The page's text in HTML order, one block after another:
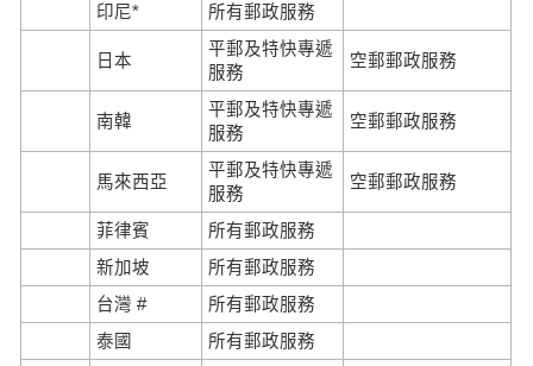
印尼*
所有郵政服務
日本
平郵及特快專遞
服務
空郵郵政服務
南韓
平郵及特快專遞
服務
空郵郵政服務
馬來西亞
平郵及特快專遞
服務
空郵郵政服務
菲律賓
所有郵政服務
新加坡
所有郵政服務
台灣 #
所有郵政服務
泰國
所有郵政服務